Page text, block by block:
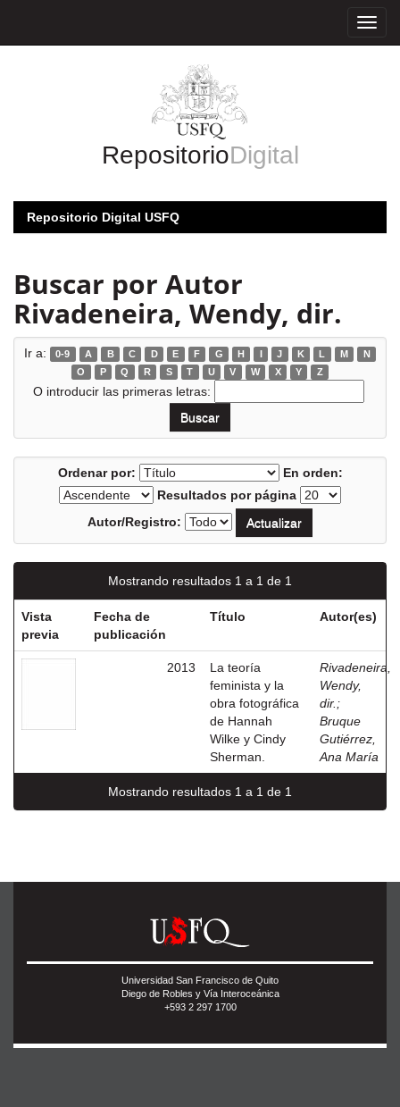
RepositorioDigital
Repositorio Digital USFQ
Buscar por Autor
Rivadeneira, Wendy, dir.
Ir a: 0-9 A B C D E F G H I J K L M
N
O
P Q R S T U V W X Y Z
O introducir las primeras letras:
Ordenar por:
En orden:
Resultados por página
Autor/Registro:
Mostrando resultados 1 a 1 de 1
Vista
previa
Fecha de
publicación
Título Autor(es)
2013
La teoría
feminista y la
obra fotográfica
de Hannah
Wilke y Cindy
Sherman.
Rivadeneira,
Wendy,
dir. ;
Bruque
Gutiérrez,
Ana María
Mostrando resultados 1 a 1 de 1
Universidad San Francisco de Quito
Diego de Robles y Vía Interoceánica
+593 2 297 1700